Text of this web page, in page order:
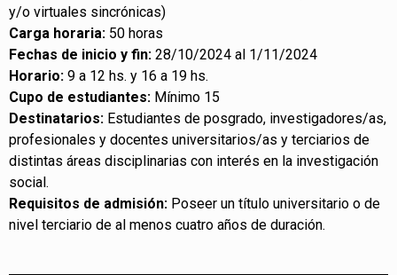
y/o virtuales sincrónicas)
Carga horaria: 50 horas
Fechas de inicio y fin: 28/10/2024 al 1/11/2024
Horario: 9 a 12 hs. y 16 a 19 hs.
Cupo de estudiantes: Mínimo 15
Destinatarios: Estudiantes de posgrado, investigadores/as,
profesionales y docentes universitarios/as y terciarios de
distintas áreas disciplinarias con interés en la investigación
social.
Requisitos de admisión: Poseer un título universitario o de
nivel terciario de al menos cuatro años de duración.